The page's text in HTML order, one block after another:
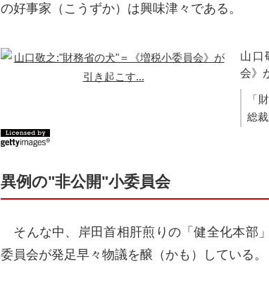
の好事家（こうずか）は興味津々である。
山口
会》
「
総
異例の"非公開"小委員会
そんな中、岸田首相肝煎りの「健全化本部
委員会が発足早々物議を醸（かも）している。